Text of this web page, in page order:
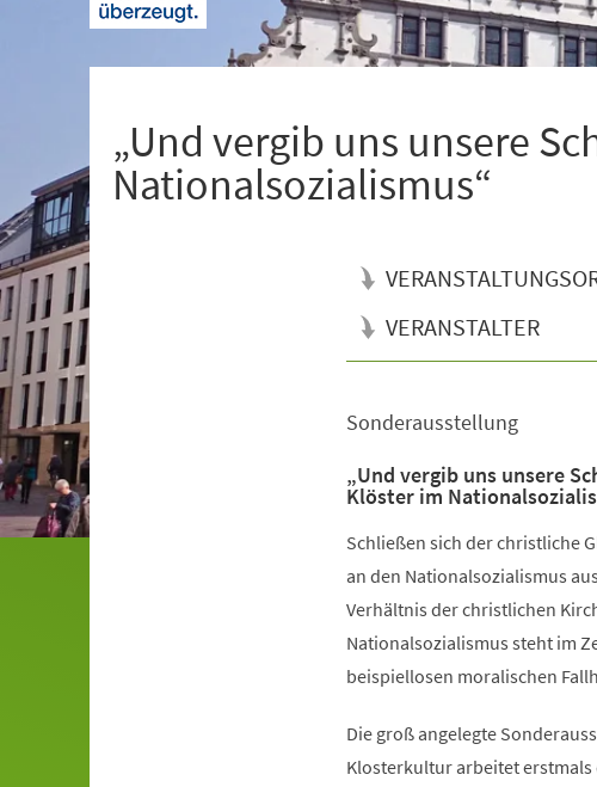
„Und vergib uns unsere
Nationalsozialismus“
VERANSTALTER
Sonderausstellung
„Und vergib uns unsere
Klöster im
Schließen sich der christliche
an den Nationalsozialismus
Verhältnis der christlichen
Nationalsozialismus steht im
beispiellosen moralischen
Die groß angelegte
Klosterkultur arbeitet